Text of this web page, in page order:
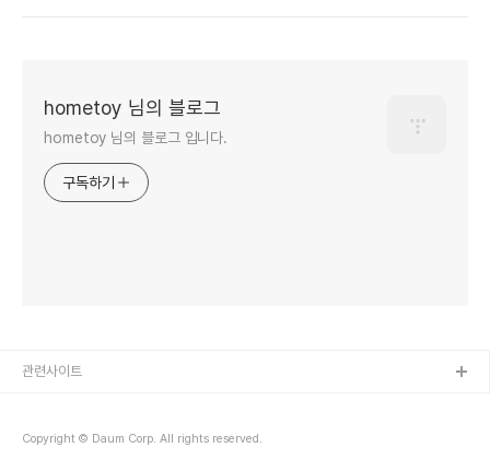
hometoy 님의 블로그
hometoy 님의 블로그 입니다.
구독하기
Copyright © Daum Corp. All rights reserved.
관련사이트